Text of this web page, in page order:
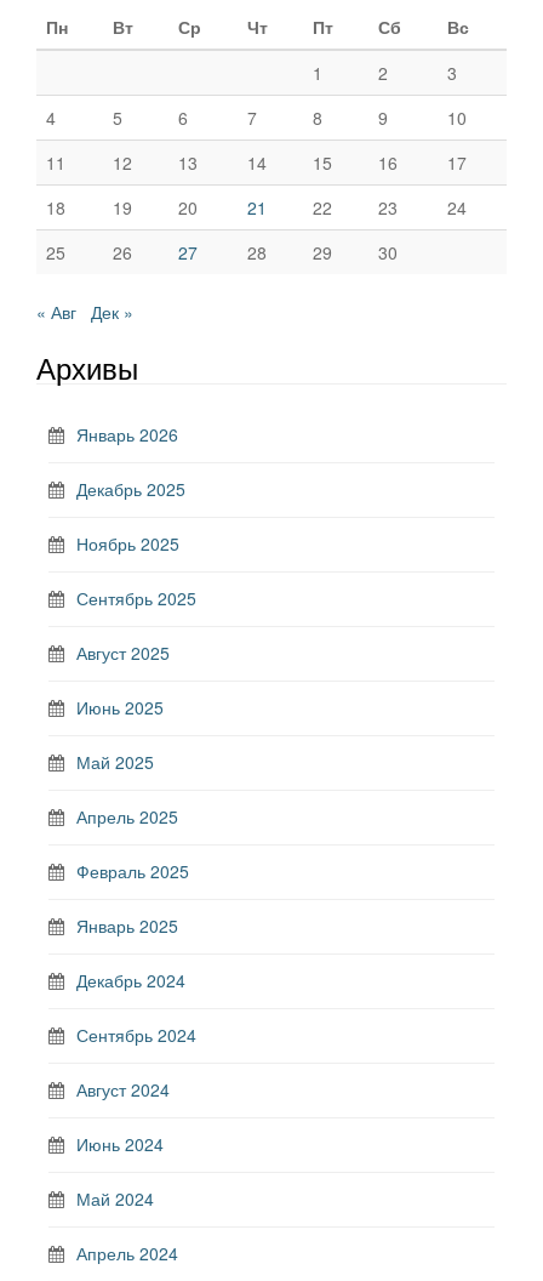
Пн Вт Ср Чт Пт Сб
Вс
1
2
3
4
5 6 7 8 9
10
11
12 13 14 15 16
17
18
19 20 21 22 23
24
25
26 27 28 29 30
« Авг Дек »
Архивы
Январь 2026
Декабрь 2025
Ноябрь 2025
Сентябрь 2025
Август 2025
Июнь 2025
Май 2025
Апрель 2025
Февраль 2025
Январь 2025
Декабрь 2024
Сентябрь 2024
Август 2024
Июнь 2024
Май 2024
Апрель 2024